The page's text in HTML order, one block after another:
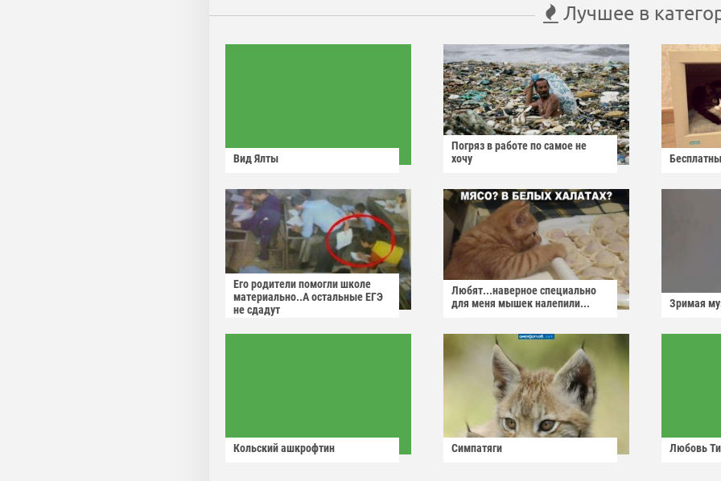
Лучшее в
Вид Ялты
Погряз в работе по самое не
хочу
Его родители помогли школе
материально..А остальные ЕГЭ
не сдадут
Любят...наверное специально
для меня мышек налепили...
Зримая
Кольский ашкрофтин Симпатяги Любовь